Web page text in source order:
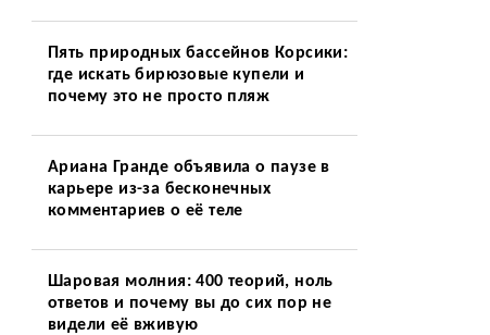
Пять природных бассейнов Корсики:
где искать бирюзовые купели и
почему это не просто пляж
Ариана Гранде объявила о паузе в
карьере из-за бесконечных
комментариев о её теле
Шаровая молния: 400 теорий, ноль
ответов и почему вы до сих пор не
видели её вживую